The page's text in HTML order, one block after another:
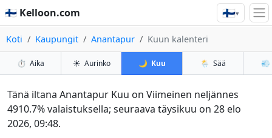
🇫🇮 Kelloon.com 🇫🇮▾
Koti Kaupungit Anantapur Kuun kalenteri
⏱️ Aika ☀️ Aurinko 🌙 Kuu 🌦️ Sää 💨
Tänä iltana Anantapur Kuu on Viimeinen neljännes
4910.7% valaistuksella; seuraava täysikuu on 28 elo
2026, 09:48.